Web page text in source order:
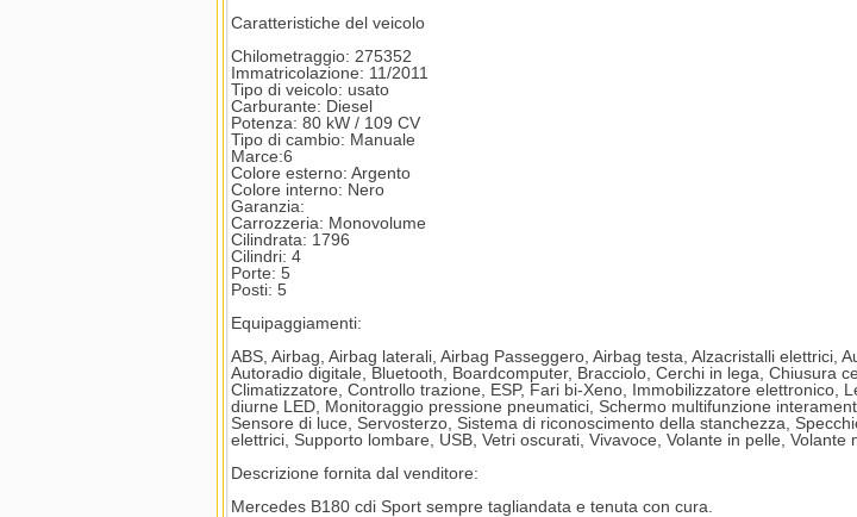
Caratteristiche del veicolo
Chilometraggio: 275352
Immatricolazione: 11/2011
Tipo di veicolo: usato
Carburante: Diesel
Potenza: 80 kW / 109 CV
Tipo di cambio: Manuale
Marce:6
Colore esterno: Argento
Colore interno: Nero
Garanzia:
Carrozzeria: Monovolume
Cilindrata: 1796
Cilindri: 4
Porte: 5
Posti: 5
Equipaggiamenti:
ABS, Airbag, Airbag laterali, Airbag Passeggero, Airbag testa, Alzacristalli elettrici,
Autoradio digitale, Bluetooth, Boardcomputer, Bracciolo, Cerchi in lega, Chiusura
Climatizzatore, Controllo trazione, ESP, Fari bi-Xeno, Immobilizzatore elettronico,
diurne LED, Monitoraggio pressione pneumatici, Schermo multifunzione
Sensore di luce, Servosterzo, Sistema di riconoscimento della stanchezza,
elettrici, Supporto lombare, USB, Vetri oscurati, Vivavoce, Volante in pelle, Volante
Descrizione fornita dal venditore:
Mercedes B180 cdi Sport sempre tagliandata e tenuta con cura.